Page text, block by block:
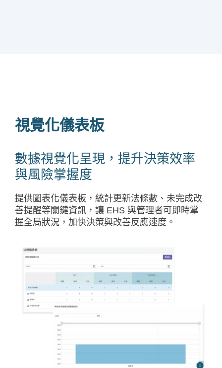
視覺化儀表板
數據視覺化呈現，提升決策效率
與風險掌握度
提供圖表化儀表板，統計更新法條數、未完成改
善提醒等關鍵資訊，讓 EHS 與管理者可即時掌
握全局狀況，加快決策與改善反應速度。